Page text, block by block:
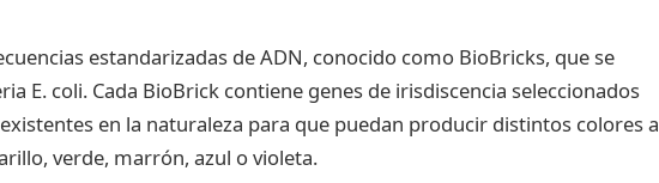
estandarizadas de ADN, conocido como BioBricks, que se
E. coli. Cada BioBrick contiene genes de irisdiscencia seleccionados
en la naturaleza para que puedan producir distintos colores a
verde, marrón, azul o violeta.